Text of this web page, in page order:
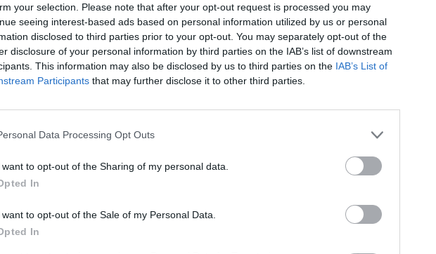
your selection. Please note that after your opt-out request is processed you may
seeing interest-based ads based on personal information utilized by us or personal
disclosed to third parties prior to your opt-out. You may separately opt-out of the
disclosure of your personal information by third parties on the IAB’s list of downstream
This information may also be disclosed by us to third parties on the IAB’s List of
Participants that may further disclose it to other third parties.
Data Processing Opt Outs
want to opt-out of the Sharing of my personal data.
In
want to opt-out of the Sale of my Personal Data.
In